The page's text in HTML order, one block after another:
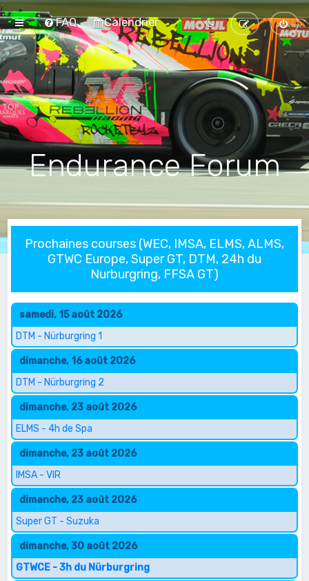
FAQ Calendrier
Endurance Forum
Prochaines courses (WEC, IMSA, ELMS, ALMS,
GTWC Europe, Super GT, DTM, 24h du
Nurburgring, FFSA GT)
samedi, 15 août 2026
DTM - Nürburgring 1
dimanche, 16 août 2026
DTM - Nürburgring 2
dimanche, 23 août 2026
ELMS - 4h de Spa
dimanche, 23 août 2026
IMSA - VIR
dimanche, 23 août 2026
Super GT - Suzuka
dimanche, 30 août 2026
GTWCE - 3h du Nürburgring